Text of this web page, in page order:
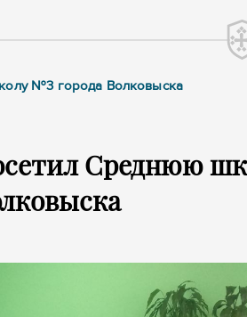
№3 города Волковыска
Среднюю